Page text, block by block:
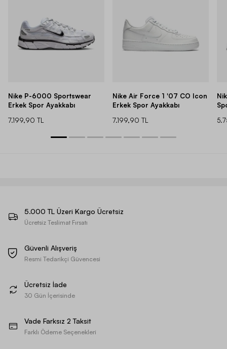
Nike P-6000 Sportswear
Erkek Spor Ayakkabı
7.199,90 TL
Nike Air Force 1 '07 CO Icon
Erkek Spor Ayakkabı
7.199,90 TL
5.000 TL Üzeri Kargo Ücretsiz
Ücretsiz Teslimat Fırsatı
Güvenli Alışveriş
Resmi Tedarikçi Güvencesi
Ücretsiz İade
30 Gün İçerisinde
Vade Farksız 2 Taksit
Farklı Ödeme Seçenekleri